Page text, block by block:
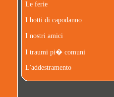
Le ferie
I botti di capodanno
I nostri amici
I traumi pi� comuni
L'addestramento